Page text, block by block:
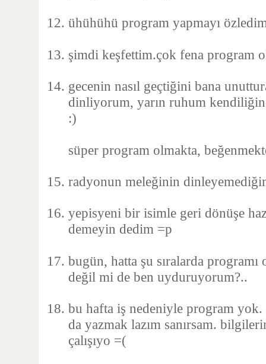
ühühühü program yapmayı
şimdi keşfettim.çok fena program
gecenin nasıl geçtiğini bana
dinliyorum, yarın ruhum
:)
süper program olmakta,
radyonun meleğinin
yepisyeni bir isimle geri dönüşe
demeyin dedim =p
bugün, hatta şu sıralarda programı
değil mi de ben uyduruyorum?..
bu hafta iş nedeniyle program
da yazmak lazım sanırsam.
çalışıyo =(